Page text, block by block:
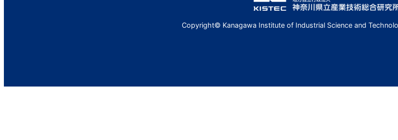
Copyright© Kanagawa Institute of Industrial Science and